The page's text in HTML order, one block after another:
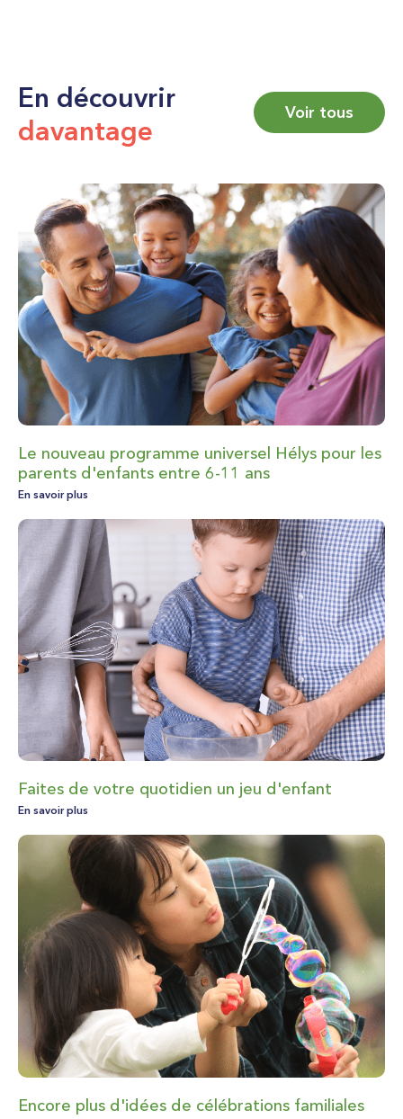
En découvrir
davantage
Voir tous
Le nouveau programme universel Hélys pour les
parents d'enfants entre 6-11 ans
En savoir plus
Faites de votre quotidien un jeu d'enfant
En savoir plus
Encore plus d'idées de célébrations familiales